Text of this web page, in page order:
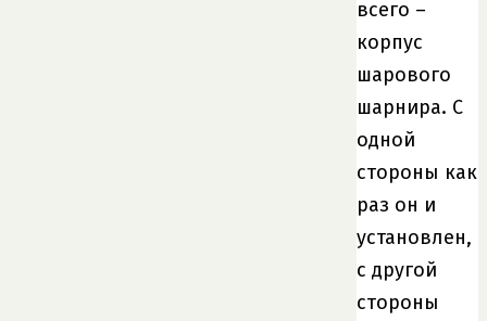
всего –
корпус
шарового
шарнира. С
одной
стороны как
раз он и
установлен,
с другой
стороны